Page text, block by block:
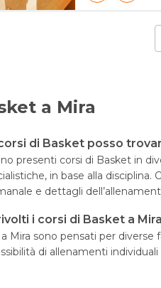
a Mira
di Basket posso
presenti corsi di Basket in
in base alla
e dettagli
i corsi di Basket a
Mira sono pensati per
di allenamenti